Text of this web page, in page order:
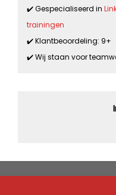
✔️ Gespecialiseerd in
trainingen
✔️ Klantbeoordeling: 9+
✔️ Wij staan voor